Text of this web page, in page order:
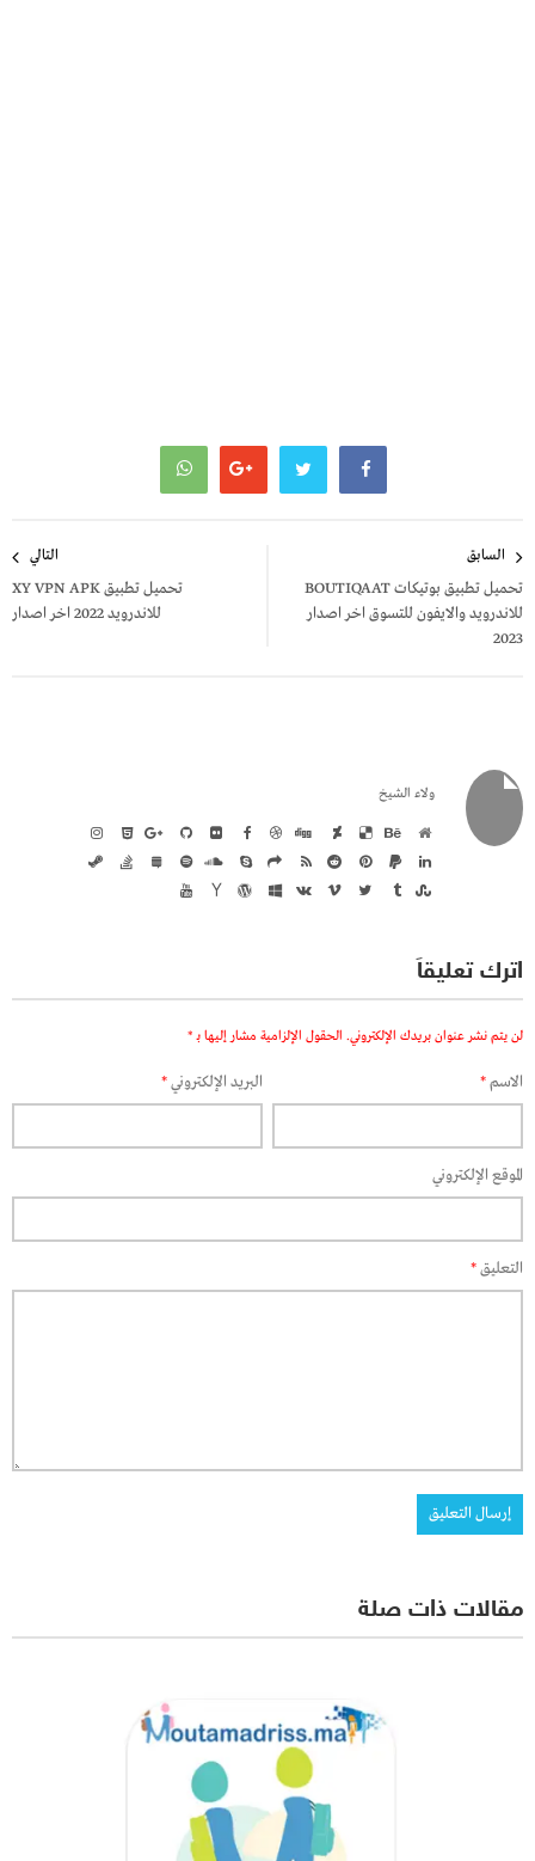
المقالات
السابق
تحميل تطبيق بوتيكات BOUTIQAAT
للاندرويد والايفون للتسوق اخر اصدار
2023
التالي
تحميل تطبيق XY VPN APK
للاندرويد 2022 اخر اصدار
ولاء الشيخ
اترك تعليقاً
لن يتم نشر عنوان بريدك الإلكتروني. الحقول الإلزامية مشار إليها بـ *
الاسم* البريد الإلكتروني*
الموقع الإلكتروني
التعليق*
مقالات ذات صلة